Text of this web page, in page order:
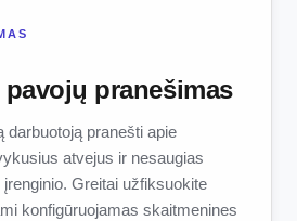
pranešimas
darbuotoją pranešti apie
atvejus ir nesaugias
Greitai užfiksuokite
konfigūruojamas skaitmenines